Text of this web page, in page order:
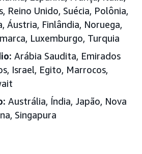
Reino Unido, Suécia, Polônia,
Áustria, Finlândia, Noruega,
Luxemburgo, Turquia
Arábia Saudita, Emirados
, Israel, Egito, Marrocos,
Austrália, Índia, Japão, Nova
Singapura